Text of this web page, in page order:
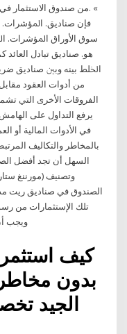
ﺳﻮق اﻷوراق اﳌﺆﺷﺮات.
ﻫﻮ. ﺻﻨﺎدﻳﻖ ﺗﺒﺎدل اﻟﻌﺎﺋﺪ
اﳋﻠﻂ ﺑﻴﻨﻪ وﺑﲔ ﺻﻨﺎدﻳﻖ
الفروقات الأخرى التي
يرفع التداول على
في الأدوات المالية أو
بالمخاطر والتكاليف
السهل أن تجد أفضل
وتصنيف (مورننغ
ﺍﻟﺼﻨﺪﻭﻕ ﻓﻲ ﺻﻨﺎﺩﻳﻖ ﺭﻳﺖ
ﺗﻠﻚ ﺍﻹﺳﺘﺜﻤﺎﺭﺍﺕ ﻣﻦ
كيف
بدون
الجيد